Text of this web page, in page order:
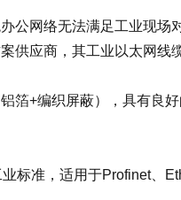
公网络无法满足工业现场
供应商，其工业以太网线
箔+编织屏蔽），具有良
标准，适用于Profinet、